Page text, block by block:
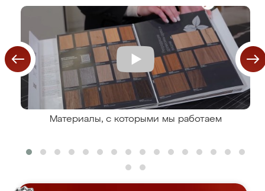
Материалы, с которыми мы работаем